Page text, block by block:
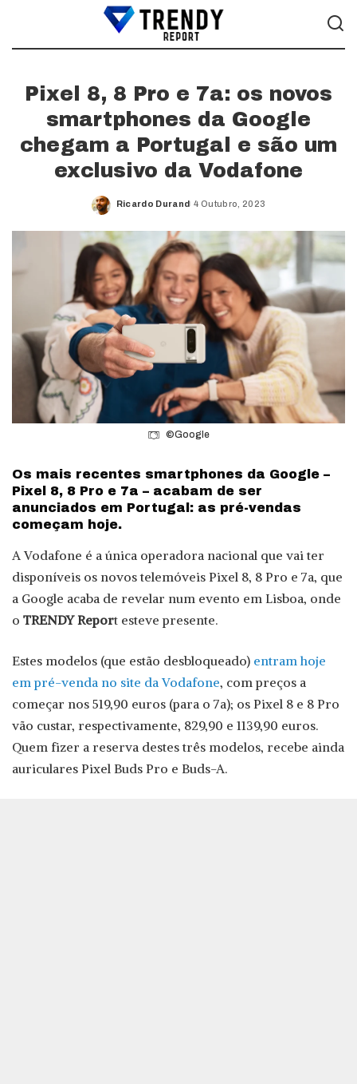
Pixel 8, 8 Pro e 7a: os novos
smartphones da Google
chegam a Portugal e são um
exclusivo da Vodafone
Posted
Ricardo Durand 4 Outubro, 2023
©Google
Os mais recentes smartphones da Google –
Pixel 8, 8 Pro e 7a – acabam de ser
anunciados em Portugal: as pré-vendas
começam hoje.
A Vodafone é a única operadora nacional que vai ter
disponíveis os novos telemóveis Pixel 8, 8 Pro e 7a, que
a Google acaba de revelar num evento em Lisboa, onde
o TRENDY Report esteve presente.
Estes modelos (que estão desbloqueado) entram hoje
em pré-venda no site da Vodafone, com preços a
começar nos 519,90 euros (para o 7a); os Pixel 8 e 8 Pro
vão custar, respectivamente, 829,90 e 1139,90 euros.
Quem fizer a reserva destes três modelos, recebe ainda
auriculares Pixel Buds Pro e Buds-A.